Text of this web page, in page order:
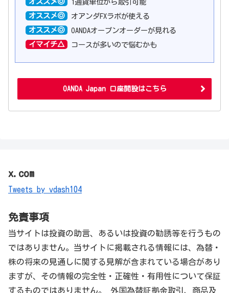
オススメ◎
1通貨単位から取引可能
オススメ◎
オアンダFXラボが使える
オススメ◎
OANDAオープンオーダーが見れる
イマイチ△
コースが多いので悩むかも
OANDA Japan 口座開設はこちら
x.com
Tweets by vdash104
免責事項
当サイトは投資の助言、あるいは投資の勧誘等を行うもの
ではありません。当サイトに掲載される情報には、為替・
株の将来の見通しに関する見解が含まれている場合があり
ますが、その情報の完全性・正確性・有用性について保証
するものではありません。 外国為替証拠金取引、商品及